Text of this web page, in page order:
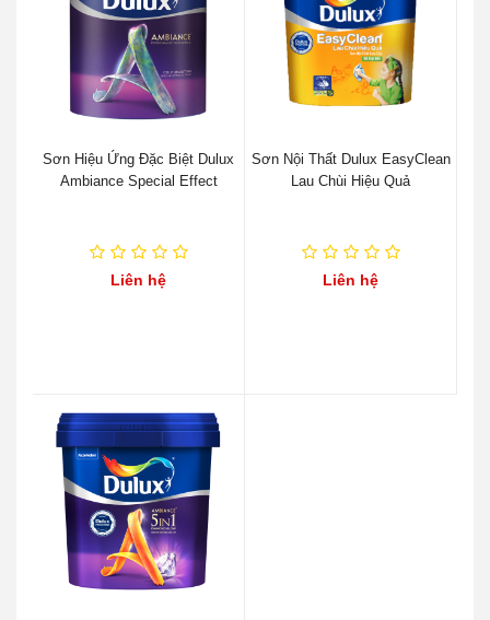
Sơn Hiệu Ứng Đặc Biệt Dulux
Ambiance Special Effect
Liên hệ
Sơn Nội Thất Dulux EasyClean
Lau Chùi Hiệu Quả
Liên hệ